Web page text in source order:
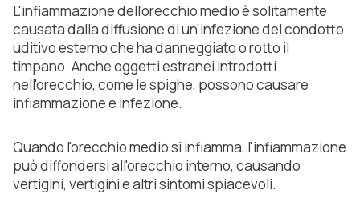
L'infiammazione dell'orecchio medio è solitamente
causata dalla diffusione di un'infezione del condotto
uditivo esterno che ha danneggiato o rotto il
timpano. Anche oggetti estranei introdotti
nell'orecchio, come le spighe, possono causare
infiammazione e infezione.
Quando l'orecchio medio si infiamma, l'infiammazione
può diffondersi all'orecchio interno, causando
vertigini, vertigini e altri sintomi spiacevoli.